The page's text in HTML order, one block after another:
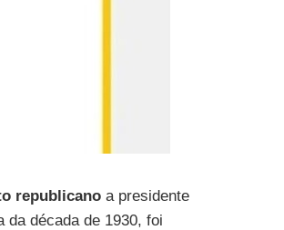
republicanoa presidente
da década de 1930, foi